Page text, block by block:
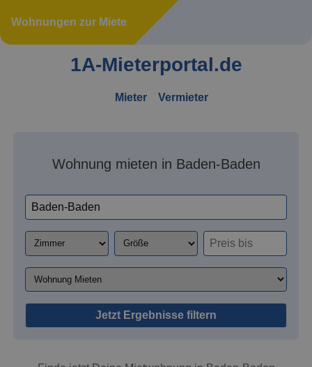
Wohnungen zur Miete
1A-Mieterportal.de
Mieter Vermieter
Wohnung mieten in Baden-Baden
Jetzt Ergebnisse filtern